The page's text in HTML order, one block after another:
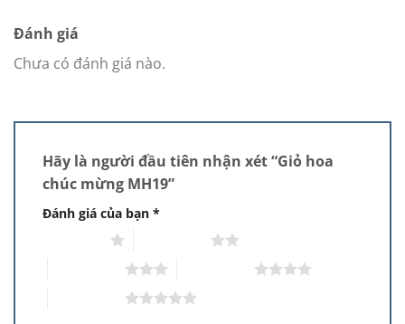
Đánh giá
Chưa có đánh giá nào.
Hãy là người đầu tiên nhận xét “Giỏ hoa
chúc mừng MH19”
Đánh giá của bạn *